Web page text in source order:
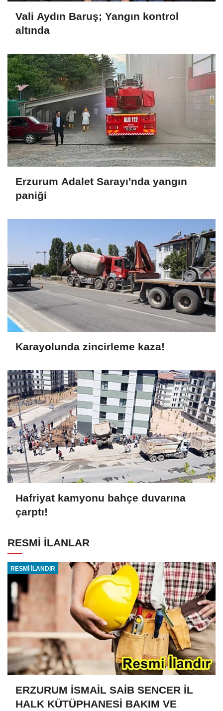
Vali Aydın Baruş; Yangın kontrol
altında
Erzurum Adalet Sarayı'nda yangın
paniği
Karayolunda zincirleme kaza!
Hafriyat kamyonu bahçe duvarına
çarptı!
RESMİ İLANLAR
RESMİ İLANDIR
ERZURUM İSMAİL SAİB SENCER İL
HALK KÜTÜPHANESİ BAKIM VE